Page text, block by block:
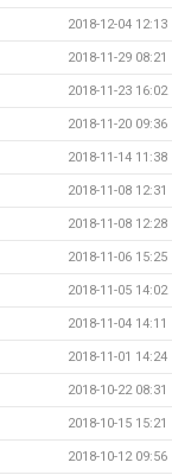
2018-12-04 12:13
2018-11-29 08:21
2018-11-23 16:02
2018-11-20 09:36
2018-11-14 11:38
2018-11-08 12:31
2018-11-08 12:28
2018-11-06 15:25
2018-11-05 14:02
2018-11-04 14:11
2018-11-01 14:24
2018-10-22 08:31
2018-10-15 15:21
2018-10-12 09:56